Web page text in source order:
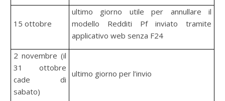
15 ottobre
ultimo giorno utile per annullare il
modello Redditi Pf inviato tramite
applicativo web senza F24
2 novembre (il
31 ottobre
cade di
sabato)
ultimo giorno per l’invio